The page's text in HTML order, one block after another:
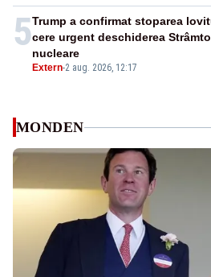
5
Extern-2 aug. 2026, 12:17
Trump a confirmat stoparea
cere urgent deschiderea
nucleare
MONDEN